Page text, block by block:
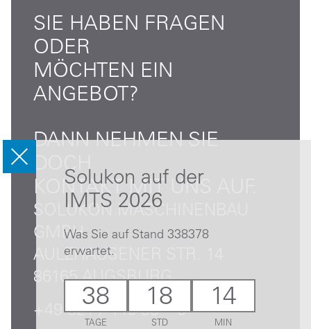
SIE HABEN FRAGEN
ODER
MÖCHTEN EIN
ANGEBOT?
DANN NEHMEN SIE
DOCH
KONTAKT MIT UNS AUF.
SOLUKON MASCHINENBAU
GMBH
AULZHAUSENER STR. 14
86165 AUGSBURG
+49 821 / 440 98 – 0
Solukon auf der
IMTS 2026
Was Sie auf Stand 338378
erwartet.
38
TAGE
18
STD
14
MIN